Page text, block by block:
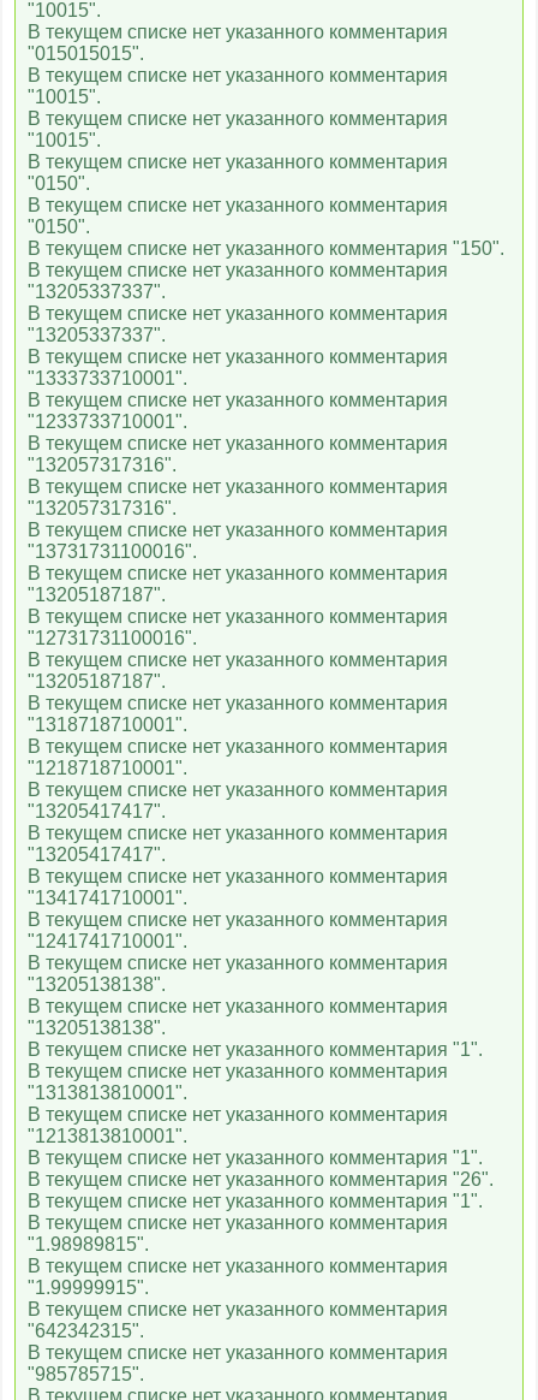
"10015".
В текущем списке нет указанного комментария
"015015015".
В текущем списке нет указанного комментария
"10015".
В текущем списке нет указанного комментария
"10015".
В текущем списке нет указанного комментария
"0150".
В текущем списке нет указанного комментария
"0150".
В текущем списке нет указанного комментария "150".
В текущем списке нет указанного комментария
"13205337337".
В текущем списке нет указанного комментария
"13205337337".
В текущем списке нет указанного комментария
"1333733710001".
В текущем списке нет указанного комментария
"1233733710001".
В текущем списке нет указанного комментария
"132057317316".
В текущем списке нет указанного комментария
"132057317316".
В текущем списке нет указанного комментария
"13731731100016".
В текущем списке нет указанного комментария
"13205187187".
В текущем списке нет указанного комментария
"12731731100016".
В текущем списке нет указанного комментария
"13205187187".
В текущем списке нет указанного комментария
"1318718710001".
В текущем списке нет указанного комментария
"1218718710001".
В текущем списке нет указанного комментария
"13205417417".
В текущем списке нет указанного комментария
"13205417417".
В текущем списке нет указанного комментария
"1341741710001".
В текущем списке нет указанного комментария
"1241741710001".
В текущем списке нет указанного комментария
"13205138138".
В текущем списке нет указанного комментария
"13205138138".
В текущем списке нет указанного комментария "1".
В текущем списке нет указанного комментария
"1313813810001".
В текущем списке нет указанного комментария
"1213813810001".
В текущем списке нет указанного комментария "1".
В текущем списке нет указанного комментария "26".
В текущем списке нет указанного комментария "1".
В текущем списке нет указанного комментария
"1.98989815".
В текущем списке нет указанного комментария
"1.99999915".
В текущем списке нет указанного комментария
"642342315".
В текущем списке нет указанного комментария
"985785715".
В текущем списке нет указанного комментария